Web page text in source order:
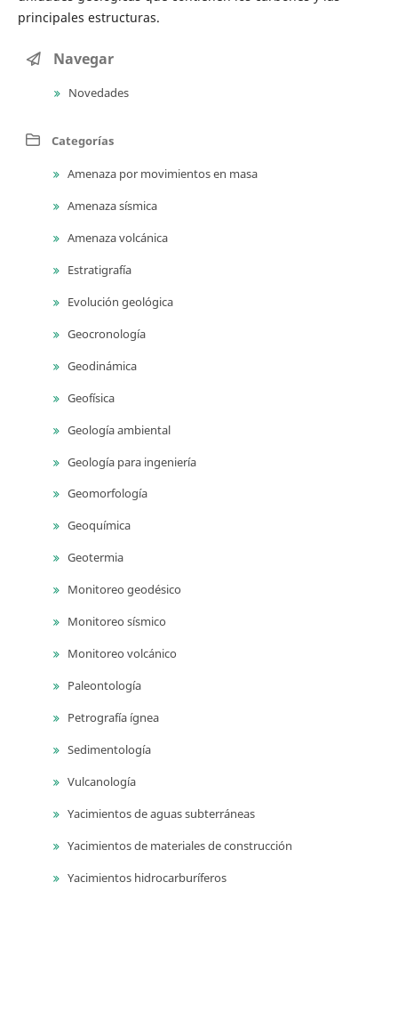
principales estructuras.
Navegar
Novedades
Categorías
Amenaza por movimientos en masa
Amenaza sísmica
Amenaza volcánica
Estratigrafía
Evolución geológica
Geocronología
Geodinámica
Geofísica
Geología ambiental
Geología para ingeniería
Geomorfología
Geoquímica
Geotermia
Monitoreo geodésico
Monitoreo sísmico
Monitoreo volcánico
Paleontología
Petrografía ígnea
Sedimentología
Vulcanología
Yacimientos de aguas subterráneas
Yacimientos de materiales de construcción
Yacimientos hidrocarburíferos